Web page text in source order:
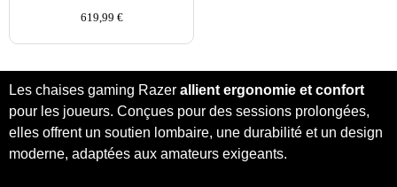
619,99 €
Les chaises gaming Razer allient ergonomie et confort
pour les joueurs. Conçues pour des sessions prolongées,
elles offrent un soutien lombaire, une durabilité et un design
moderne, adaptées aux amateurs exigeants.